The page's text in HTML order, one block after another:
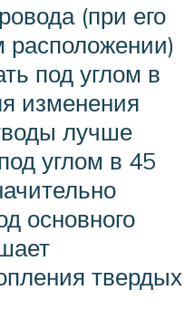
(при его
расположении)
под углом в
изменения
лучше
углом в 45
основного
твердых